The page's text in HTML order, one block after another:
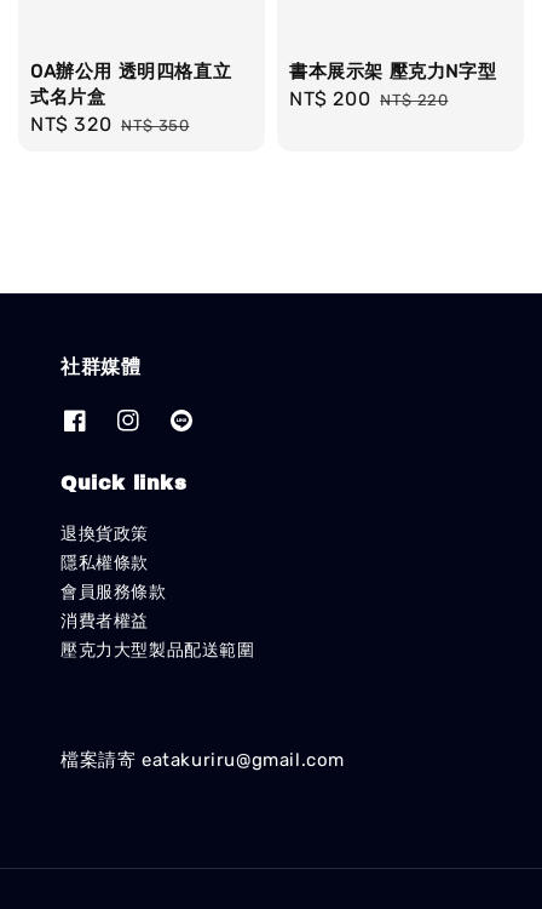
OA辦公用 透明四格直立
式名片盒
Sale
NT$ 320 Regular
NT$ 350
書本展示架 壓克力N字型
Sale
NT$ 200 Regular
NT$ 220
社群媒體
Quick links
退換貨政策
隱私權條款
會員服務條款
消費者權益
壓克力大型製品配送範圍
檔案請寄 eatakuriru@gmail.com